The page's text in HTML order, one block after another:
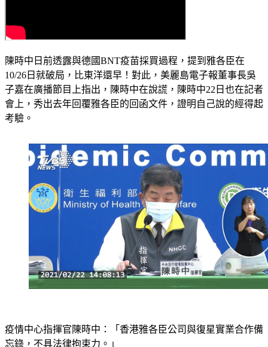
陳時中日前透露與德國BNT疫苗採買過程，提到雅各臣在
10/26日就破局，比東洋還早！對此，美麗島電子報董事長吳
子嘉在廣播節目上指出，陳時中在說謊，陳時中22日也在記者
會上，秀出去年回覆雅各臣的回函文件，證明自己說的經得起
考驗。
疫情中心指揮官陳時中：「香港雅各臣公司與復星實業合作備
忘錄，不具法律拘束力。」